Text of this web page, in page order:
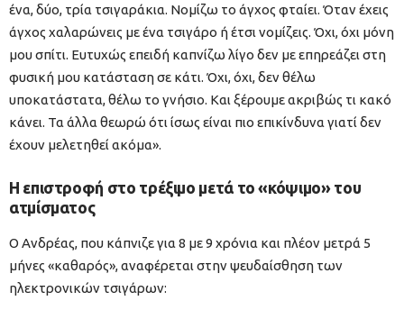
ένα, δύο, τρία τσιγαράκια. Νομίζω το άγχος φταίει. Όταν έχεις
άγχος χαλαρώνεις με ένα τσιγάρο ή έτσι νομίζεις. Όχι, όχι μόνη
μου σπίτι. Ευτυχώς επειδή καπνίζω λίγο δεν με επηρεάζει στη
φυσική μου κατάσταση σε κάτι. Όχι, όχι, δεν θέλω
υποκατάστατα, θέλω το γνήσιο. Και ξέρουμε ακριβώς τι κακό
κάνει. Τα άλλα θεωρώ ότι ίσως είναι πιο επικίνδυνα γιατί δεν
έχουν μελετηθεί ακόμα».
Η επιστροφή στο τρέξιμο μετά το «κόψιμο» του
ατμίσματος
Ο Ανδρέας, που κάπνιζε για 8 με 9 χρόνια και πλέον μετρά 5
μήνες «καθαρός», αναφέρεται στην ψευδαίσθηση των
ηλεκτρονικών τσιγάρων: